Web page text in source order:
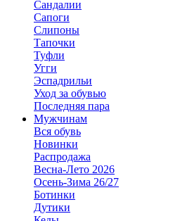
Сандалии
Сапоги
Слипоны
Тапочки
Туфли
Угги
Эспадрильи
Уход за обувью
Последняя пара
Мужчинам
Вся обувь
Новинки
Распродажа
Весна-Лето 2026
Осень-Зима 26/27
Ботинки
Дутики